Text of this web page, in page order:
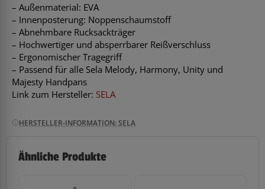
– Außenmaterial: EVA
– Innenposterung: Noppenschaumstoff
– Abnehmbare Rucksackträger
– Hochwertiger und absperrbarer Reißverschluss
– Ergonomischer Tragegriff
– Passend für alle Sela Melody, Harmony, Unity und
Majesty Handpans
Link zum Hersteller: SELA
HERSTELLER-INFORMATION: SELA
Ähnliche Produkte